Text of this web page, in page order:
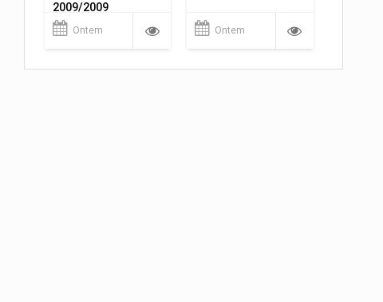
2009/2009
Ontem Ontem